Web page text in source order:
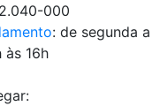
000
: de segunda a
16h